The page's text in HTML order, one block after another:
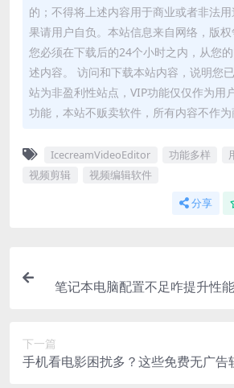
的；不得将上述内容用于商业或者非法
果请用户自负。本站信息来自网络，版权
您必须在下载后的24个小时之内，从您
述内容。 访问和下载本站内容，说明您
站为非盈利性站点，VIP功能仅仅作为用
功能，本站不贩卖软件，所有内容不作为
IcecreamVideoEditor 功能多样
视频剪辑
视频编辑软件
分享
笔记本电脑配置不足咋提升性
下一篇
手机看电影困扰多？这些免费无广告